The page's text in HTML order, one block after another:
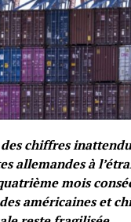
chiffres
allemandes à
mois
américaines et